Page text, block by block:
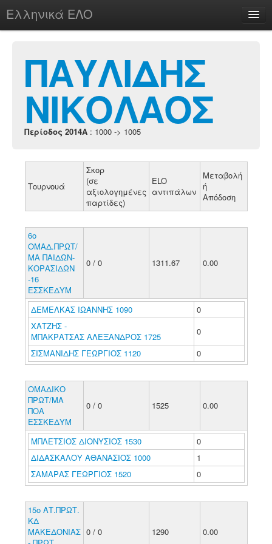
Ελληνικά ΕΛΟ
chesstu.be @ discord
Login
ΠΑΥΛΙΔΗΣ
ΝΙΚΟΛΑΟΣ
Περίοδος 2014A : 1000 -> 1005
Τουρνουά
Σκορ
(σε
αξιολογημένες
παρτίδες)
ELO
αντιπάλων
Μεταβολή
ή
Απόδοση
6ο
ΟΜΑΔ.ΠΡΩΤ/
ΜΑ ΠΑΙΔΩΝ-
ΚΟΡΑΣΙΔΩΝ
-16
ΕΣΣΚΕΔΥΜ
0 / 0 1311.67 0.00
ΔΕΜΕΛΚΑΣ ΙΩΑΝΝΗΣ 1090
0
ΧΑΤΖΗΣ -
ΜΠΑΚΡΑΤΣΑΣ ΑΛΕΞΑΝΔΡΟΣ 1725
0
ΣΙΣΜΑΝΙΔΗΣ ΓΕΩΡΓΙΟΣ 1120
0
ΟΜΑΔΙΚΟ
ΠΡΩΤ/ΜΑ
ΠΟΑ
ΕΣΣΚΕΔΥΜ
0 / 0 1525 0.00
ΜΠΛΕΤΣΙΟΣ ΔΙΟΝΥΣΙΟΣ 1530
0
ΔΙΔΑΣΚΑΛΟΥ ΑΘΑΝΑΣΙΟΣ 1000
1
ΣΑΜΑΡΑΣ ΓΕΩΡΓΙΟΣ 1520
0
15ο ΑΤ.ΠΡΩΤ.
ΚΔ
ΜΑΚΕΔΟΝΙΑΣ 0 / 0 1290 0.00